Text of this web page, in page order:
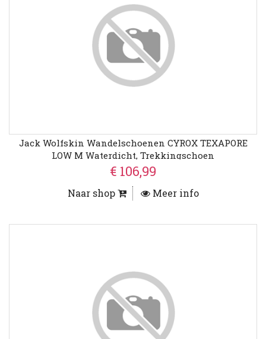
Jack Wolfskin Wandelschoenen CYROX TEXAPORE
LOW M Waterdicht, Trekkingschoen
€ 106,99
Naar shop Meer info